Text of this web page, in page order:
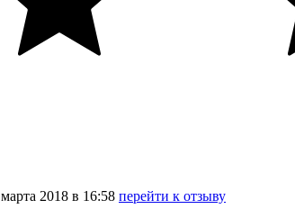
марта 2018 в 16:58 перейти к отзыву